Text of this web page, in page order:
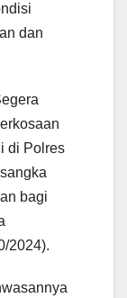
dan
di Polres
bagi
2024).